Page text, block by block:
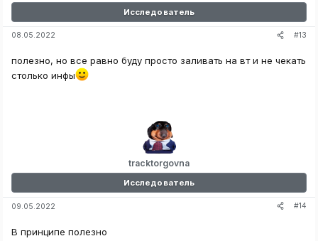
Исследователь
08.05.2022 #13
полезно, но все равно буду просто заливать на вт и не чекать
столько инфы
tracktorgovna
Исследователь
09.05.2022 #14
В принципе полезно